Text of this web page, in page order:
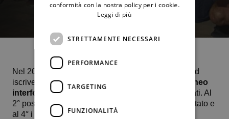
Nel 2022 il successo dei Carabinieri, quest’anno ad
iscrivere il proprio nome nell’albo d’oro del “
3° Torneo
interforze “Paolo Borsellino
” sono stati i Magistrati. Al
2° posto la Guardia di Finanza, al 3° la Polizia di Stato e
al 4° i Carabinieri.
conformità con la nostra policy per i cookie.
Leggi di più
STRETTAMENTE NECESSARI
PERFORMANCE
TARGETING
FUNZIONALITÀ